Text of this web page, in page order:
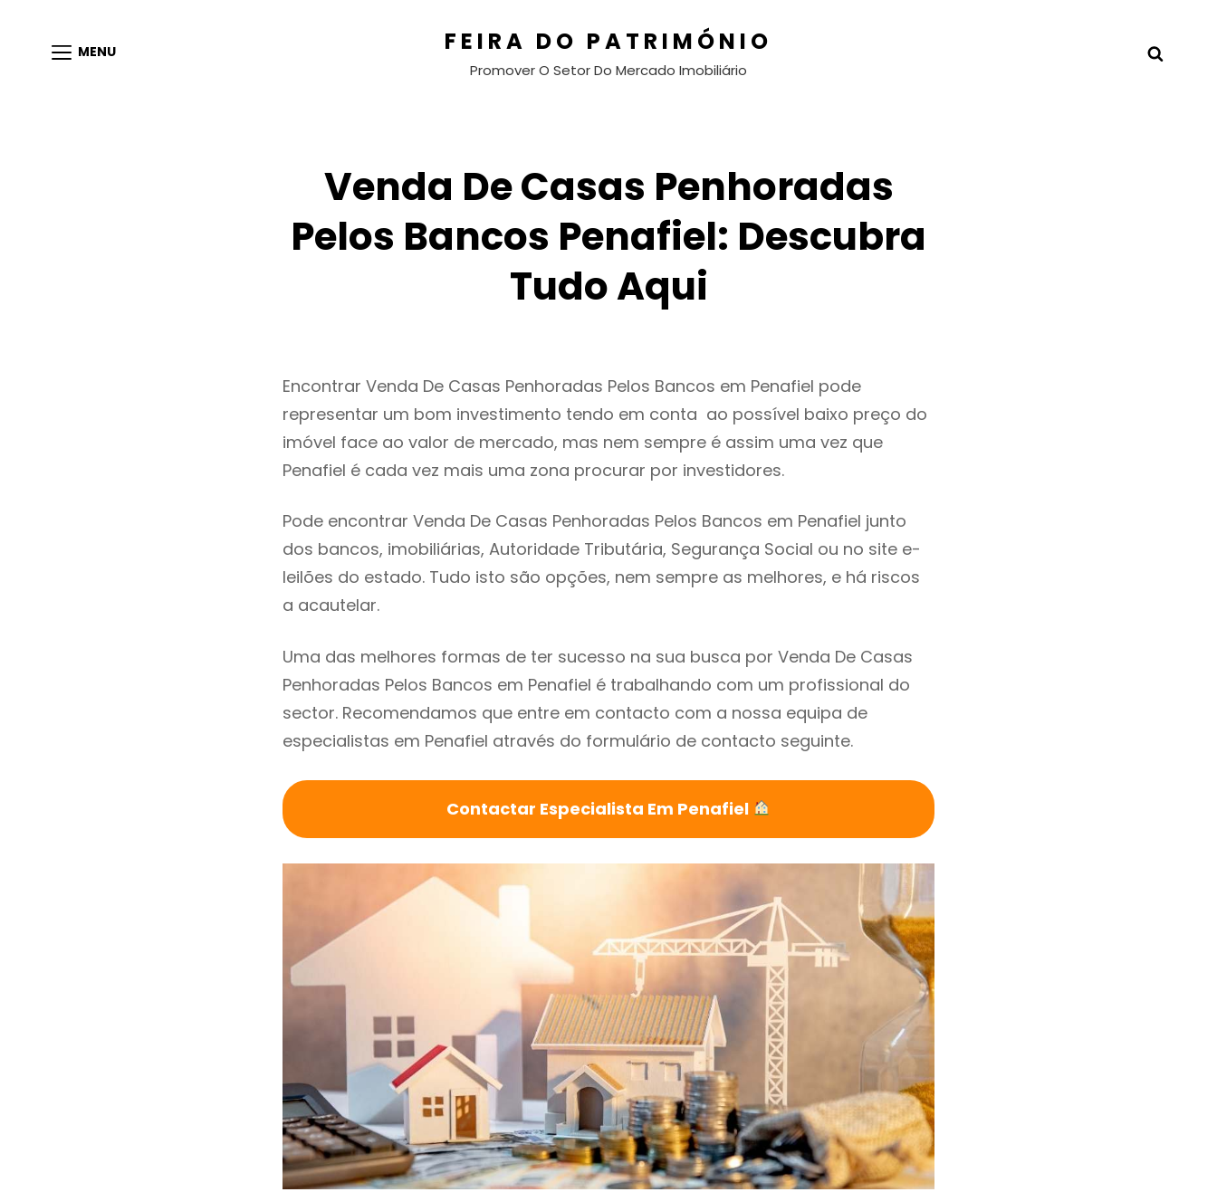
MENU FEIRA DO PATRIMÓNIO
Promover O Setor Do Mercado Imobiliário
Venda De Casas Penhoradas
Pelos Bancos Penafiel: Descubra
Tudo Aqui
Encontrar Venda De Casas Penhoradas Pelos Bancos em Penafiel pode
representar um bom investimento tendo em conta ao possível baixo preço do
imóvel face ao valor de mercado, mas nem sempre é assim uma vez que
Penafiel é cada vez mais uma zona procurar por investidores.
Pode encontrar Venda De Casas Penhoradas Pelos Bancos em Penafiel junto
dos bancos, imobiliárias, Autoridade Tributária, Segurança Social ou no site e-
leilões do estado. Tudo isto são opções, nem sempre as melhores, e há riscos
a acautelar.
Uma das melhores formas de ter sucesso na sua busca por Venda De Casas
Penhoradas Pelos Bancos em Penafiel é trabalhando com um profissional do
sector. Recomendamos que entre em contacto com a nossa equipa de
especialistas em Penafiel através do formulário de contacto seguinte.
Contactar Especialista Em Penafiel